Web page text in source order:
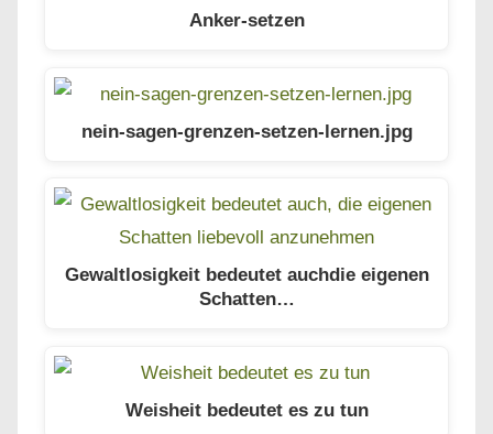
Anker-setzen
nein-sagen-grenzen-setzen-lernen.jpg
Gewaltlosigkeit bedeutet auchdie eigenen
Schatten…
Weisheit bedeutet es zu tun